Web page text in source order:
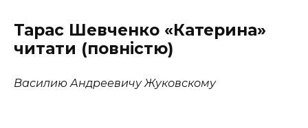
Тарас Шевченко «Катерина»
читати (повністю)
Василию Андреевичу Жуковскому